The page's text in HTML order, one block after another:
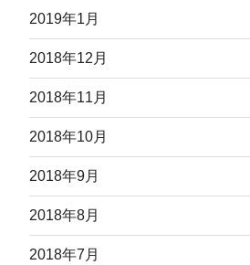
2019年1月
2018年12月
2018年11月
2018年10月
2018年9月
2018年8月
2018年7月